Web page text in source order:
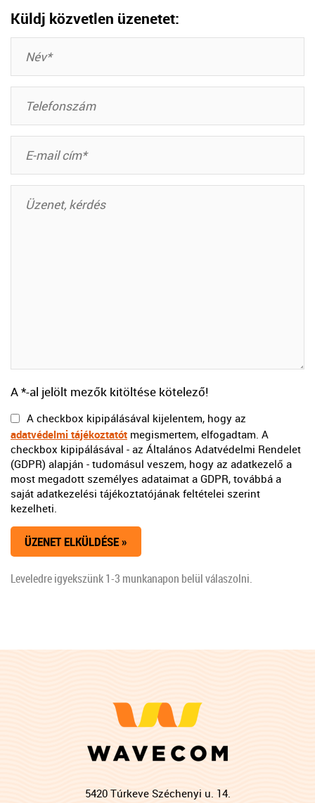
Küldj közvetlen üzenetet:
A *-al jelölt mezők kitöltése kötelező!
A checkbox kipipálásával kijelentem, hogy az
adatvédelmi tájékoztatót megismertem, elfogadtam. A
checkbox kipipálásával - az Általános Adatvédelmi Rendelet
(GDPR) alapján - tudomásul veszem, hogy az adatkezelő a
most megadott személyes adataimat a GDPR, továbbá a
saját adatkezelési tájékoztatójának feltételei szerint
kezelheti.
Leveledre igyekszünk 1-3 munkanapon belül válaszolni.
5420 Túrkeve Széchenyi u. 14.